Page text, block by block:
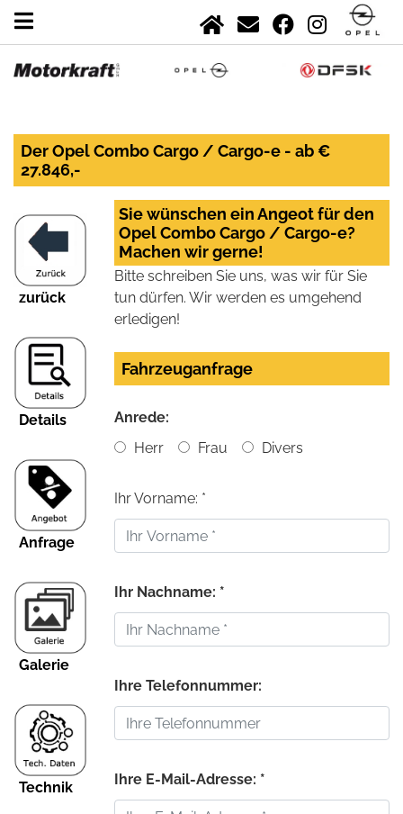
Der Opel Combo Cargo / Cargo-e - ab €
27.846,-
zurück
Details
Anfrage
Galerie
Technik
Sie wünschen ein Angeot für den
Opel Combo Cargo / Cargo-e?
Machen wir gerne!
Bitte schreiben Sie uns, was wir für Sie
tun dürfen. Wir werden es umgehend
erledigen!
Fahrzeuganfrage
Anrede:
Herr
Frau Divers
Ihr Vorname: *
Ihr Nachname: *
Ihre Telefonnummer:
Ihre E-Mail-Adresse: *